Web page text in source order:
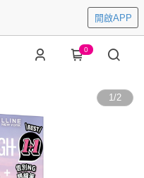
開啟APP
0
1/2